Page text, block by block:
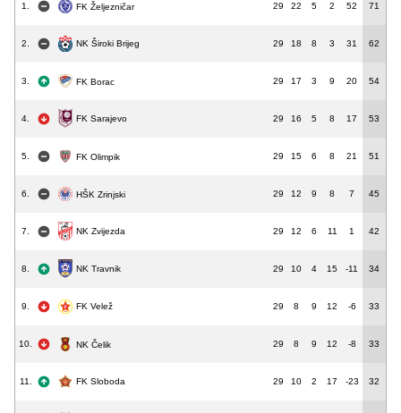
1. FK Željezničar 29 22 5 2 52 71
2. NK Široki Brijeg 29 18 8 3 31 62
3. FK Borac 29 17 3 9 20 54
4. FK Sarajevo 29 16 5 8 17 53
5. FK Olimpik 29 15 6 8 21 51
6. HŠK Zrinjski 29 12 9 8 7 45
7. NK Zvijezda 29 12 6 11 1 42
8. NK Travnik 29 10 4 15 -11 34
9. FK Velež 29 8 9 12 -6 33
10. NK Čelik 29 8 9 12 -8 33
11. FK Sloboda 29 10 2 17 -23 32